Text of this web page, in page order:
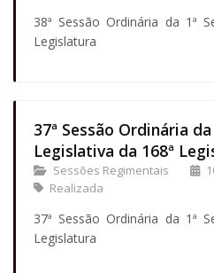
38ª Sessão Ordinária da 1ª
Legislatura
37ª Sessão Ordinária da
Legislativa da 168ª
Sessões Regimentais
Realizada
37ª Sessão Ordinária da 1ª
Legislatura